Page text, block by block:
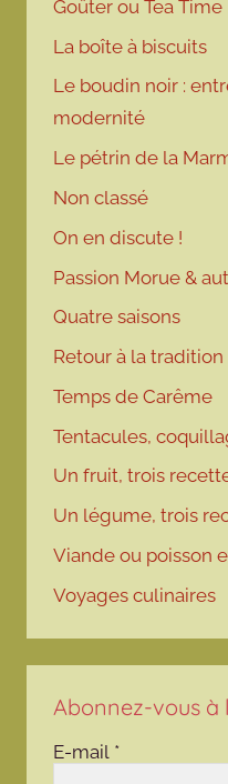
Goûter ou Tea Time
La boîte à biscuits
Le boudin noir :
modernité
Le pétrin de la
Non classé
On en discute !
Passion Morue &
Quatre saisons
Retour à la tradition
Temps de Carême
Tentacules,
Un fruit, trois
Un légume, trois
Viande ou poisson
Voyages culinaires
Abonnez-vous à
E-mail *